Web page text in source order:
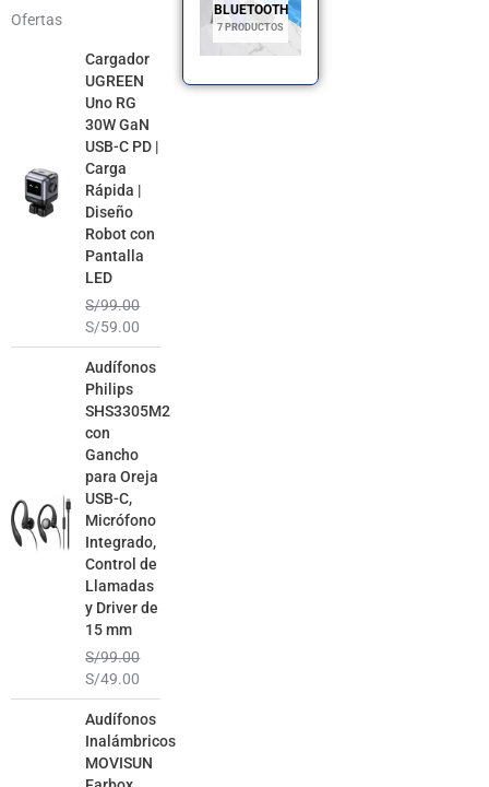
Ofertas
Cargador
UGREEN
Uno RG
30W GaN
USB-C PD |
Carga
Rápida |
Diseño
Robot con
Pantalla
LED
S/99.00
precio
S/59.00
Audífonos
Philips
SHS3305M2
con
Gancho
para Oreja
USB-C,
Micrófono
Integrado,
Control de
Llamadas
y Driver de
15 mm
S/99.00
precio
original
S/99.00.
S/49.00
Audífonos
Inalámbricos
MOVISUN
precio
era:
precio
BLUETOOTH
7 PRODUCTOS